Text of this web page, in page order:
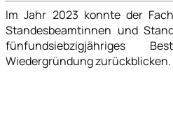
Im Jahr 2023 konnte der
Standesbeamtinnen und
fünfundsiebzigjähriges
Wiedergründung zurückblicken.